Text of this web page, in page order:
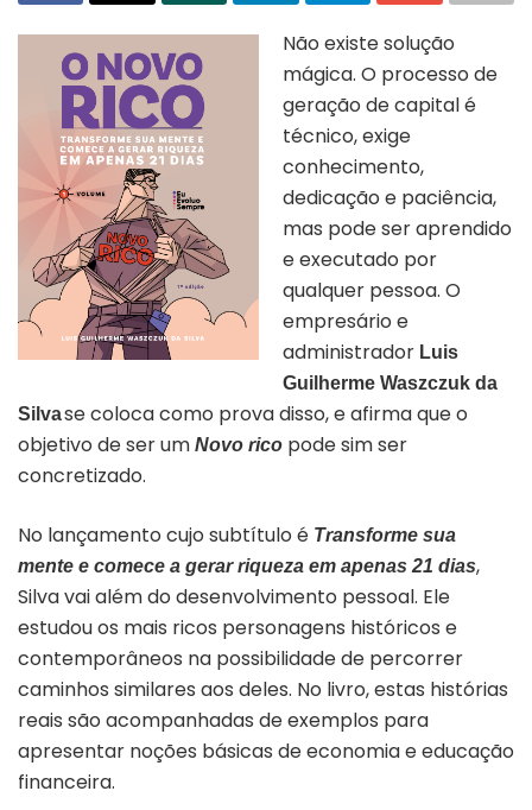
Não existe solução
mágica. O processo de
geração de capital é
técnico, exige
conhecimento,
dedicação e paciência,
mas pode ser aprendido
e executado por
qualquer pessoa. O
empresário e
administrador Luis
Guilherme Waszczuk da
Silvase coloca como prova disso, e afirma que o
objetivo de ser um Novo rico pode sim ser
concretizado.
No lançamento cujo subtítulo é Transforme sua
mente e comece a gerar riqueza em apenas 21 dias,
Silvavai além do desenvolvimento pessoal. Ele
estudou os mais ricos personagens históricos e
contemporâneos na possibilidade de percorrer
caminhos similares aos deles. No livro, estas histórias
reais são acompanhadas de exemplos para
apresentar noções básicas de economia e educação
financeira.